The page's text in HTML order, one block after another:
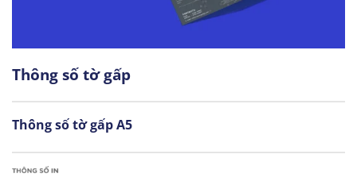
Thông số tờ gấp
Thông số tờ gấp A5